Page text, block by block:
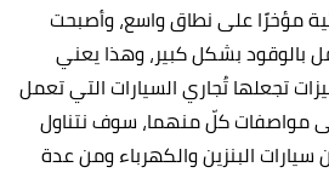
مؤخرًا على نطاق واسع، وأصبحت
بالوقود بشكل كبير، وهذا يعني
تجعلها تُجاري السيارات التي تعمل
مواصفات كلّ منهما، سوف نتناول
البنزين والكهرباء ومن عدة